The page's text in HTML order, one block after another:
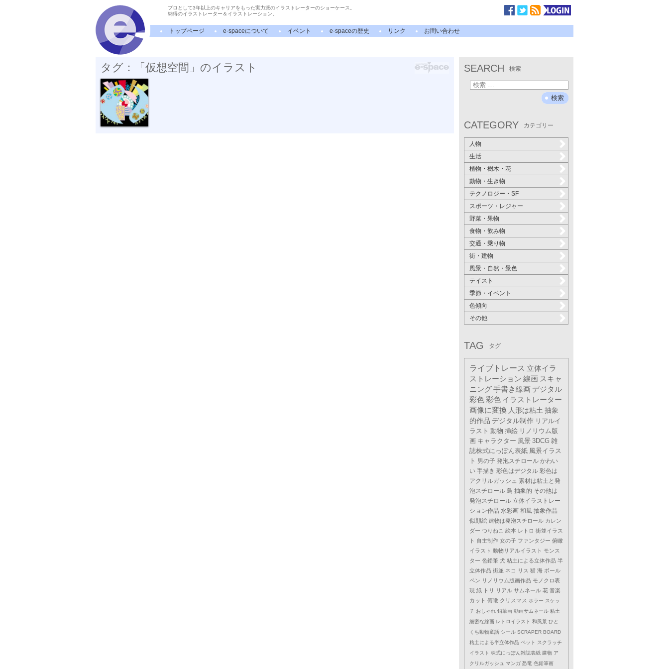
プロとして3年以上のキャリアをもった実力派のイラストレーターのショーケース。
納得のイラストレーター＆イラストレーション。
トップページ e-spaceについて イベント e-spaceの歴史 リンク お問い合わせ
タグ：「仮想空間」のイラスト
闇夜に見える... SEARCH 検索
CATEGORY カテゴリー
人物
生活
植物・樹木・花
動物・生き物
テクノロジー・SF
スポーツ・レジャー
野菜・果物
食物・飲み物
交通・乗り物
街・建物
風景・自然・景色
テイスト
季節・イベント
色傾向
その他
TAG タグ
ライブトレース 立体イラ
ストレーション 線画 スキャ
ニング手書き線画 デジタル
彩色彩色 イラストレーター
画像に変換 人形は粘土 抽象
的作品 デジタル制作 リアルイ
ラスト 動物 挿絵 リノリウム版
画 キャラクター 風景 3DCG 雑
誌株式にっぽん表紙 風景イラス
ト 男の子 発泡スチロール かわい
い 手描き 彩色はデジタル 彩色は
アクリルガッシュ 素材は粘土と発
泡スチロール 鳥 抽象的 その他は
発泡スチロール 立体イラストレー
ション作品 水彩画 和風 抽象作品
似顔絵 建物は発泡スチロール カレン
ダー つりねこ 絵本 レトロ 街並イラス
ト 自主制作 女の子 ファンタジー 俯瞰
イラスト 動物リアルイラスト モンス
ター 色鉛筆 犬 粘土による立体作品 半
立体作品 街並 ネコ リス 猫 海 ボール
ペン リノリウム版画作品 モノクロ表
現 紙 トリ リアル サムネール 花 音楽
カット 俯瞰 クリスマス ホラー スケッ
チ おしゃれ 鉛筆画 動画サムネール 粘土
細密な線画 レトロイラスト 和風景 ひと
くち動物童話 シール SCRAPER BOARD
粘土による半立体作品 ペット
スクラッチ
イラスト 株式にっぽん雑誌表紙 建物 ア
クリルガッシュ
マンガ 恐竜 色鉛筆画